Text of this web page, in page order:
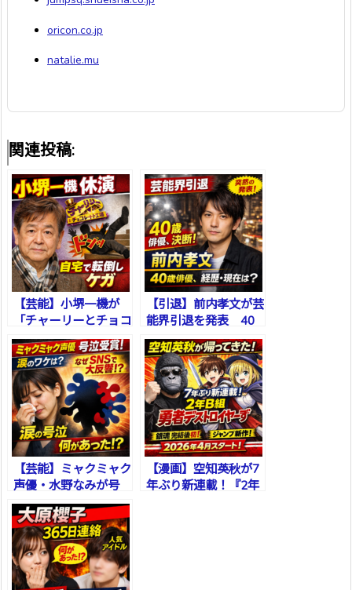
oricon.co.jp
natalie.mu
関連投稿:
【芸能】小堺一機が
「チャーリーとチョコ
レート工場」休演 自
宅での転倒けがと現在
の状況をわかりやすく
解説
【引退】前内孝文が芸
能界引退を発表 40
歳俳優の経歴・代表
作・現在をわかりやす
く整理
【芸能】ミャクミャク
声優・水野なみが号
泣？声優アワードで何
があったのか
【漫画】空知英秋が7
年ぶり新連載！『2年